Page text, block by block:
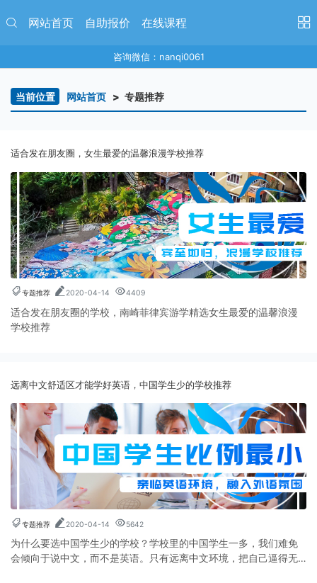
网站首页 自助报价 在线课程
咨询微信：nanqi0061
当前位置 网站首页 专题推荐
适合发在朋友圈，女生最爱的温馨浪漫学校推荐
专题推荐 2020-04-14 4409
适合发在朋友圈的学校，南崎菲律宾游学精选女生最爱的温馨浪漫
学校推荐
远离中文舒适区才能学好英语，中国学生少的学校推荐
专题推荐 2020-04-14 5642
为什么要选中国学生少的学校？学校里的中国学生一多，我们难免
会倾向于说中文，而不是英语。只有远离中文环境，把自己逼得无